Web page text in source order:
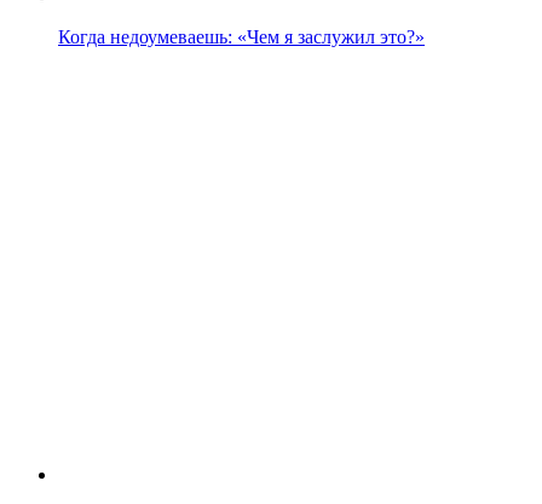
Когда недоумеваешь: «Чем я заслужил это?»